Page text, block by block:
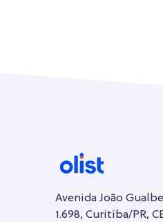
Avenida João
1.698, Curitiba/PR,